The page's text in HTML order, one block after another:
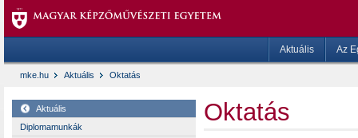
Aktuális Az
mke.hu Aktuális Oktatás
Aktuális
Diplomamunkák
Oktatás